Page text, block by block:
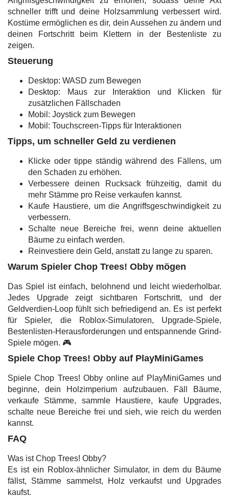
schneller trifft und deine Holzsammlung verbessert wird.
Kostüme ermöglichen es dir, dein Aussehen zu ändern und
deinen Fortschritt beim Klettern in der Bestenliste zu
zeigen.
Steuerung
Desktop: WASD zum Bewegen
Desktop: Maus zur Interaktion und Klicken für
zusätzlichen Fällschaden
Mobil: Joystick zum Bewegen
Mobil: Touchscreen-Tipps für Interaktionen
Tipps, um schneller Geld zu verdienen
Klicke oder tippe ständig während des Fällens, um
den Schaden zu erhöhen.
Verbessere deinen Rucksack frühzeitig, damit du
mehr Stämme pro Reise verkaufen kannst.
Kaufe Haustiere, um die Angriffsgeschwindigkeit zu
verbessern.
Schalte neue Bereiche frei, wenn deine aktuellen
Bäume zu einfach werden.
Reinvestiere dein Geld, anstatt zu lange zu sparen.
Warum Spieler Chop Trees! Obby mögen
Das Spiel ist einfach, belohnend und leicht wiederholbar.
Jedes Upgrade zeigt sichtbaren Fortschritt, und der
Geldverdien-Loop fühlt sich befriedigend an. Es ist perfekt
für Spieler, die Roblox-Simulatoren, Upgrade-Spiele,
Bestenlisten-Herausforderungen und entspannende Grind-
Spiele mögen. 🎮
Spiele Chop Trees! Obby auf PlayMiniGames
Spiele Chop Trees! Obby online auf PlayMiniGames und
beginne, dein Holzimperium aufzubauen. Fäll Bäume,
verkaufe Stämme, sammle Haustiere, kaufe Upgrades,
schalte neue Bereiche frei und sieh, wie reich du werden
kannst.
FAQ
Was ist Chop Trees! Obby?
Es ist ein Roblox-ähnlicher Simulator, in dem du Bäume
fällst, Stämme sammelst, Holz verkaufst und Upgrades
kaufst.